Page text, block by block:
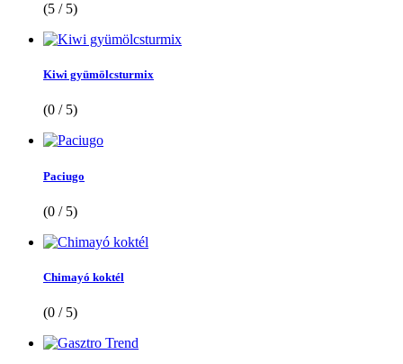
(5 / 5)
Kiwi gyümölcsturmix
(0 / 5)
Paciugo
(0 / 5)
Chimayó koktél
(0 / 5)